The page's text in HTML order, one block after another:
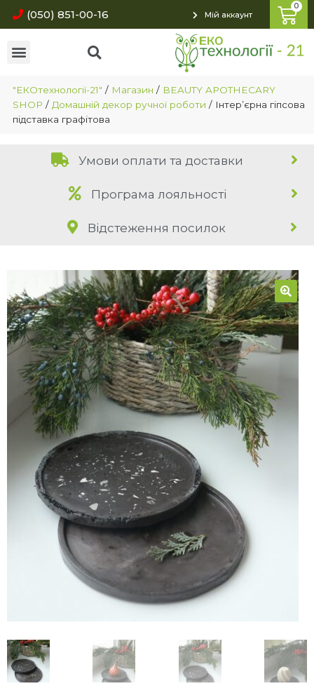
(050) 851-00-16 Мій аккаунт
"ЕКОтехнології-21" / Магазин / BEAUTY APOTHECARY
SHOP / Домашній декор ручної роботи / Інтер’єрна гіпсова
підставка графітова
Умови оплати та доставки
Програма лояльності
Відстеження посилок
🔍